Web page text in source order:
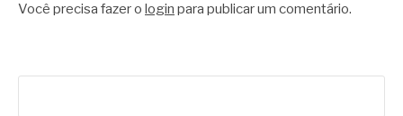
Você precisa fazer o login para publicar um comentário.